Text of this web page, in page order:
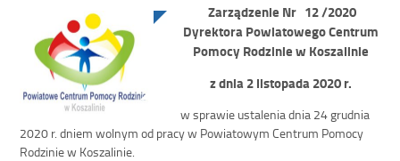
Zarządzenie Nr 12 /2020
Dyrektora Powiatowego Centrum
Pomocy Rodziniew Koszalinie
z dnia 2 listopada 2020 r.
w sprawie ustalenia dnia 24 grudnia
2020 r. dniem wolnym od pracy w Powiatowym Centrum Pomocy
Rodzinie w Koszalinie.